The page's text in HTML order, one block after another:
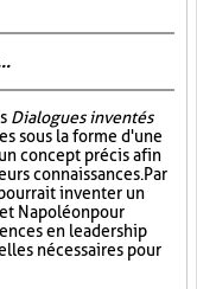
Dialogues inventés
sous la forme d'une
concept précis afin
connaissances. Par
inventer un
Napoléon pour
en leadership
nécessaires pour